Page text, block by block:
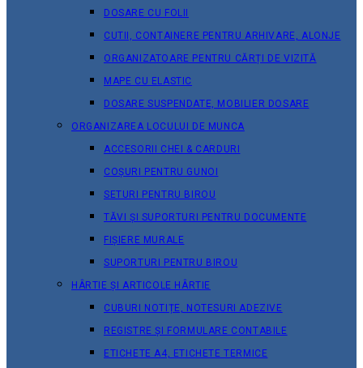
DOSARE CU FOLII
CUTII, CONTAINERE PENTRU ARHIVARE, ALONJE
ORGANIZATOARE PENTRU CĂRȚI DE VIZITĂ
MAPE CU ELASTIC
DOSARE SUSPENDATE, MOBILIER DOSARE
ORGANIZAREA LOCULUI DE MUNCA
ACCESORII CHEI & СARDURI
COȘURI PENTRU GUNOI
SETURI PENTRU BIROU
TĂVI ȘI SUPORTURI PENTRU DOCUMENTE
FIȘIERE MURALE
SUPORTURI PENTRU BIROU
HÂRTIE ȘI ARTICOLE HÂRTIE
CUBURI NOTIȚE, NOTESURI ADEZIVE
REGISTRE ȘI FORMULARE CONTABILE
ETICHETE A4, ETICHETE TERMICE